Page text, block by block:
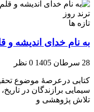
ترند روز
تازه ها
به نام خدای اندیشه
28 سرطان 1405 0 نظر
کتابی درعرصۀ موضوع
سیمایی برازندگان در
تلاش پژوهشی و